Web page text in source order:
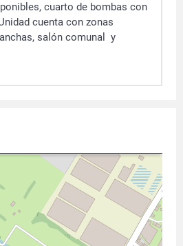
cuarto de bombas con
cuenta con zonas
salón comunal y